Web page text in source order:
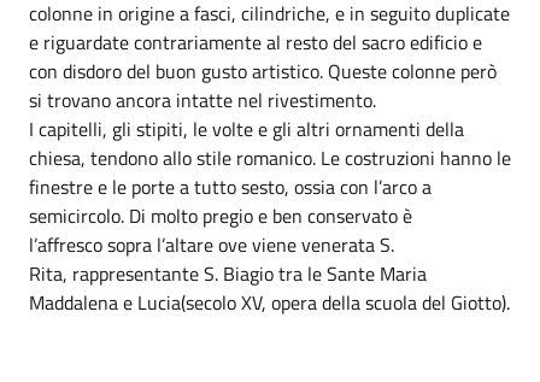
colonne in origine a fasci, cilindriche, e in seguito duplicate
e riguardate contrariamente al resto del sacro edificio e
con disdoro del buon gusto artistico. Queste colonne però
si trovano ancora intatte nel rivestimento.
I capitelli, gli stipiti, le volte e gli altri ornamenti della
chiesa, tendono allo stile romanico. Le costruzioni hanno le
finestre e le porte a tutto sesto, ossia con l’arco a
semicircolo. Di molto pregio e ben conservato è
l’affresco sopra l’altare ove viene venerata S.
Rita, rappresentante S. Biagio tra le Sante Maria
Maddalena e Lucia(secolo XV, opera della scuola del Giotto).